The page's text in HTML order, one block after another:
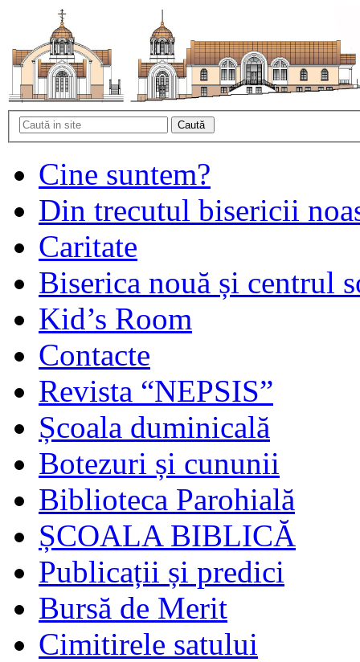
Cine suntem?
Din trecutul bisericii
Caritate
Biserica nouă și centrul
Kid’s Room
Contacte
Revista “NEPSIS”
Școala duminicală
Botezuri și cununii
Biblioteca Parohială
ȘCOALA BIBLICĂ
Publicații și predici
Bursă de Merit
Cimitirele satului